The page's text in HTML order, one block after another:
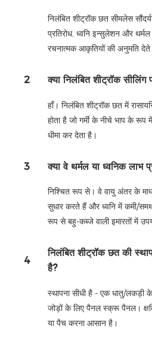
निलंबित शीट्रॉक छत सीमलेस
प्रतिरोध, ध्वनि इन्सुलेशन और
रचनात्मक आकृतियों की अनुमति देते
2 क्या निलंबित शीट्रॉक सीलिंग
हाँ। निलंबित शीट्रॉक छत में
होता है जो गर्मी के नीचे भाप के रूप
धीमा कर देता है।
3 क्या वे थर्मल या ध्वनिक लाभ
निश्चित रूप से। वे वायु अंतर के
सुधार करते हैं और ध्वनि में कमी/
रूप से बहु-कब्जे वाली इमारतों में
4
निलंबित शीट्रॉक छत की
है?
स्थापना सीधी है - एक धातु/लकड़ी
जोड़ों के लिए पैनल स्क्रू पैनल।
या पैच करना आसान है।